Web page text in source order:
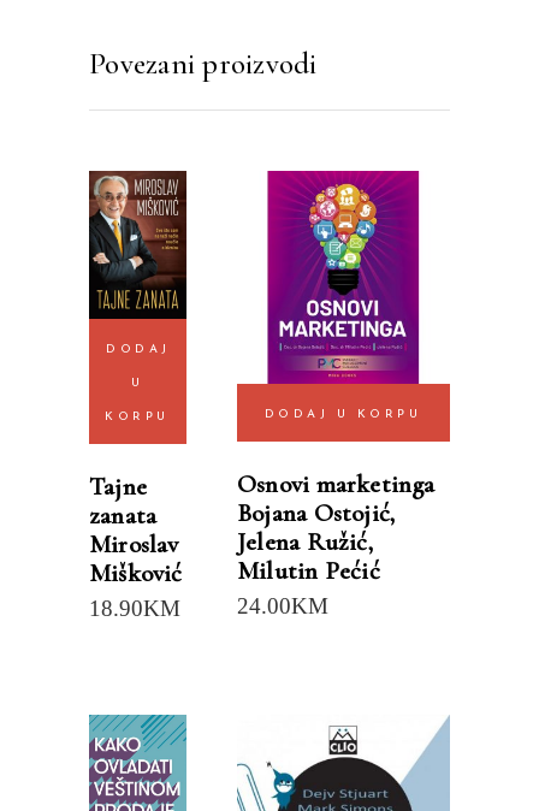
Povezani proizvodi
DODAJ
U
KORPU
Tajne
zanata
Miroslav
Mišković
18.90KM
DODAJ U KORPU
Osnovi marketinga
Bojana Ostojić,
Jelena Ružić,
Milutin Pećić
24.00KM